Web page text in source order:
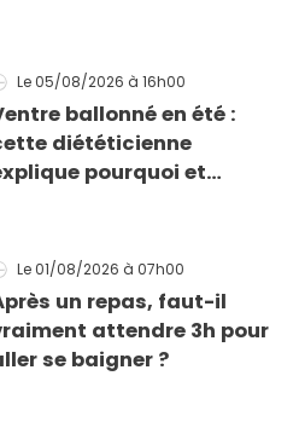
Le 05/08/2026 à 16h00
ballonné en été :
diététicienne
pourquoi et
Le 01/08/2026 à 07h00
un repas, faut-il
attendre 3h pour
se baigner ?